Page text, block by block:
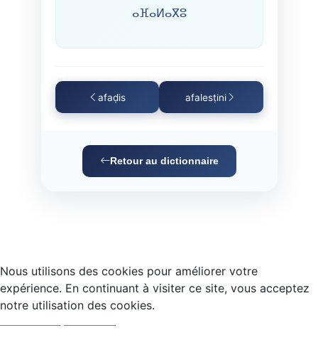
ⴰⴼⴰⵍⴰⴳⵓ
afaḍis afalesṭini
Retour au dictionnaire
Nous utilisons des cookies pour améliorer votre
expérience. En continuant à visiter ce site, vous acceptez
notre utilisation des cookies.